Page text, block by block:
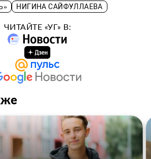
НИГИНА САЙФУЛЛАЕВА
ЧИТАЙТЕ «УГ» В: